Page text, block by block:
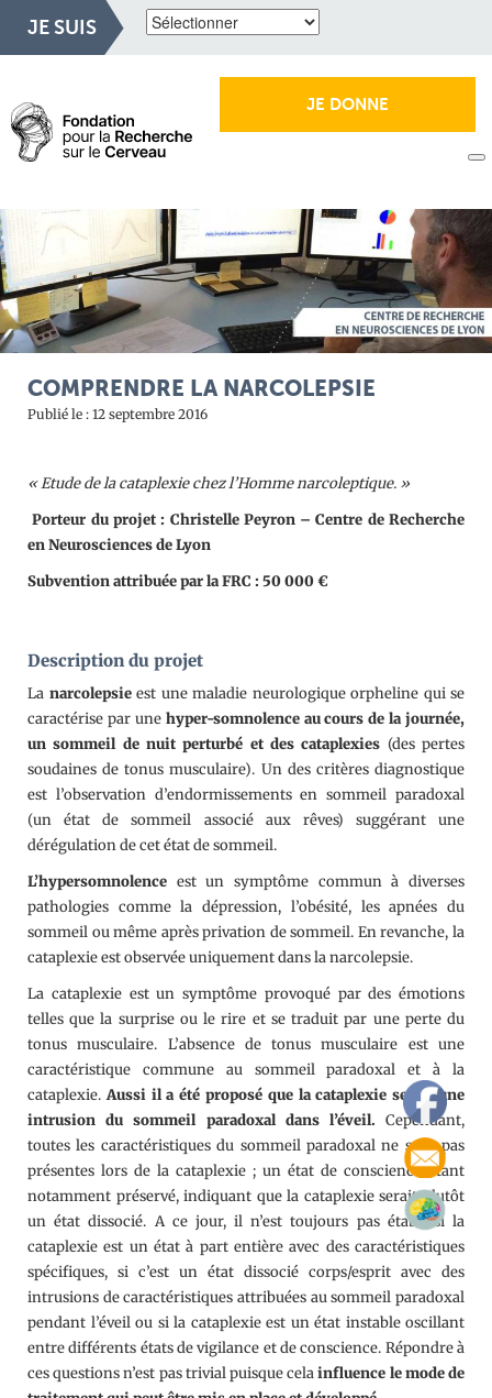
JE SUIS
JE DONNE
COMPRENDRE LA NARCOLEPSIE
Publié le : 12 septembre 2016
« Etude de la cataplexie chez l’Homme narcoleptique. »
Porteur du projet : Christelle Peyron – Centre de Recherche
en Neurosciences de Lyon
Subvention attribuée par la FRC : 50 000 €
Description du projet
La narcolepsieest une maladie neurologique orpheline qui se
caractérise par une hyper-somnolence au cours de la journée,
un sommeil de nuit perturbé et des cataplexies (des pertes
soudaines de tonus musculaire). Un des critères diagnostique
est l’observation d’endormissements en sommeil paradoxal
(un état de sommeil associé aux rêves) suggérant une
dérégulation de cet état de sommeil.
L’hypersomnolence est un symptôme commun à diverses
pathologies comme la dépression, l’obésité, les apnées du
sommeil ou même après privation de sommeil. En revanche, la
cataplexie est observée uniquement dans la narcolepsie.
La cataplexie est un symptôme provoqué par des émotions
telles que la surprise ou le rire et se traduit par une perte du
tonus musculaire. L’absence de tonus musculaire est une
caractéristique commune au sommeil paradoxal et à la
cataplexie.Aussi il a été proposé que la cataplexie serait une
intrusion du sommeil paradoxal dans l’éveil. Cependant,
toutes les caractéristiques du sommeil paradoxal ne sont pas
présentes lors de la cataplexie ; un état de conscience étant
notamment préservé, indiquant que la cataplexie serait plutôt
un état dissocié. A ce jour, il n’est toujours pas établi si la
cataplexie est un état à part entière avec des caractéristiques
spécifiques, si c’est un état dissocié corps/esprit avec des
intrusions de caractéristiques attribuées au sommeil paradoxal
pendant l’éveil ou si la cataplexie est un état instable oscillant
entre différents états de vigilance et de conscience. Répondre à
ces questions n’est pas trivial puisque celainfluence le mode de